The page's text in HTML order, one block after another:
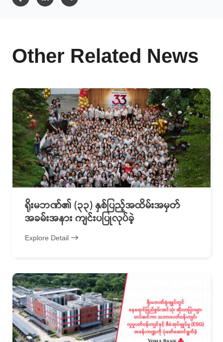
Other Related News
ရိုးမဘဏ်၏ (၃၃) နှစ်ပြည့်အထိမ်းအမှတ်
အခမ်းအနား ကျင်းပပြုလုပ်ခဲ့
Explore Detail